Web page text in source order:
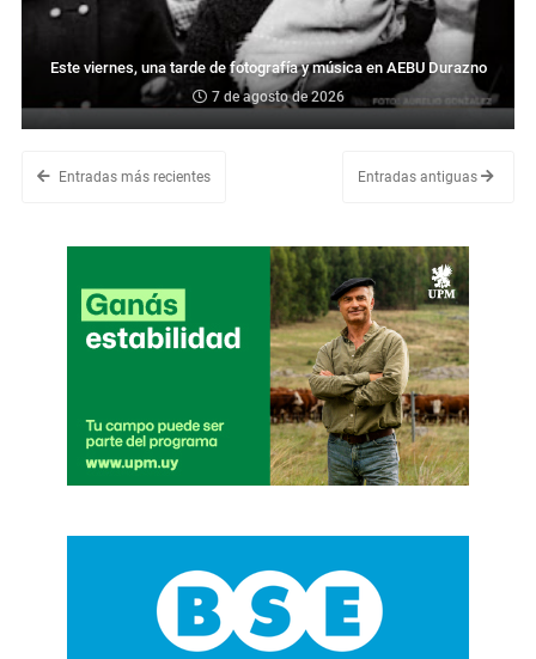
Este viernes, una tarde de fotografía y música en AEBU Durazno
7 de agosto de 2026
Entradas más recientes Entradas antiguas